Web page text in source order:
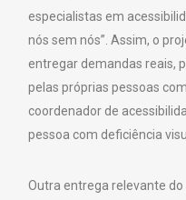
especialistas em
nós sem nós”. Assim, o
entregar demandas reais,
pelas próprias pessoas
coordenador de
pessoa com deficiência
Outra entrega relevante